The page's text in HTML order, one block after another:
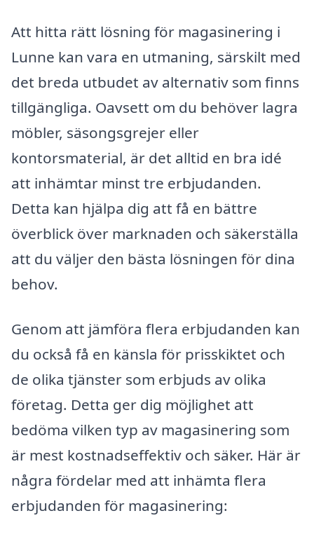
Att hitta rätt lösning för magasinering i
Lunne kan vara en utmaning, särskilt med
det breda utbudet av alternativ som finns
tillgängliga. Oavsett om du behöver lagra
möbler, säsongsgrejer eller
kontorsmaterial, är det alltid en bra idé
att inhämtar minst tre erbjudanden.
Detta kan hjälpa dig att få en bättre
överblick över marknaden och säkerställa
att du väljer den bästa lösningen för dina
behov.
Genom att jämföra flera erbjudanden kan
du också få en känsla för prisskiktet och
de olika tjänster som erbjuds av olika
företag. Detta ger dig möjlighet att
bedöma vilken typ av magasinering som
är mest kostnadseffektiv och säker. Här är
några fördelar med att inhämta flera
erbjudanden för magasinering: